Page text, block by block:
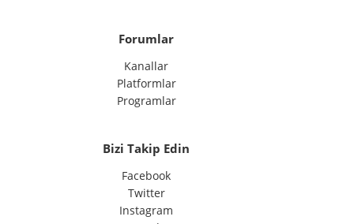
Forumlar
Kanallar
Platformlar
Programlar
Bizi Takip Edin
Facebook
Twitter
Instagram